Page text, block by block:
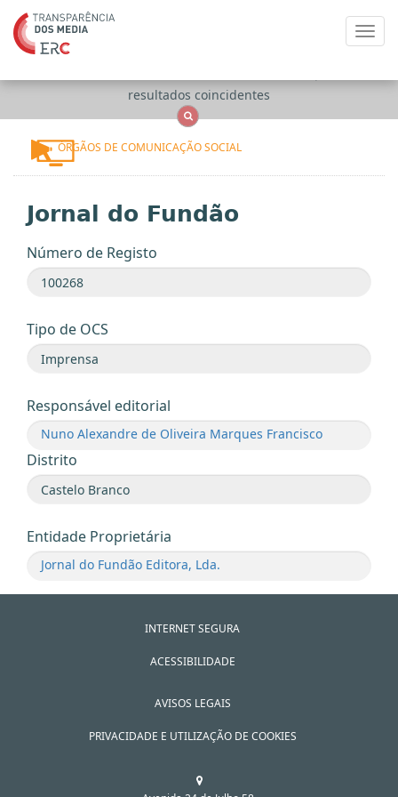
resultados coincidentes
ÓRGÃOS DE COMUNICAÇÃO SOCIAL
Jornal do Fundão
Número de Registo
Tipo de OCS
Responsável editorial
Nuno Alexandre de Oliveira Marques Francisco
Distrito
Entidade Proprietária
Jornal do Fundão Editora, Lda.
INTERNET SEGURA
ACESSIBILIDADE
AVISOS LEGAIS
PRIVACIDADE E UTILIZAÇÃO DE COOKIES